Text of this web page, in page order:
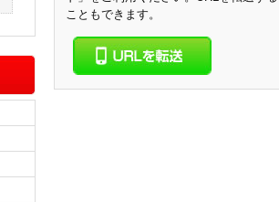
こともできます。